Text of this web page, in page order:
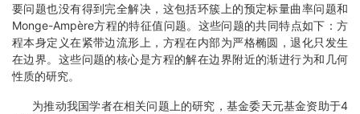
要问题也没有得到完全解决，这包括环簇上的预定标量曲率问题和
Monge-Ampère方程的特征值问题。这些问题的共同特点如下：方
程本身定义在紧带边流形上，方程在内部为严格椭圆，退化只发生
在边界。这些问题的核心是方程的解在边界附近的渐进行为和几何
性质的研究。
为推动我国学者在相关问题上的研究，基金委天元基金资助于4